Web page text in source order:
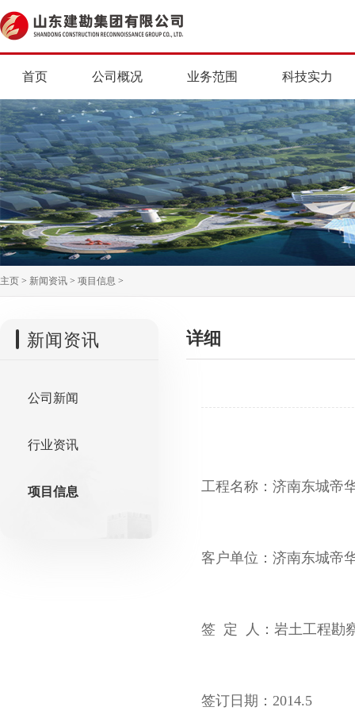
首页 公司概况 业务范围 科技实力
主页 > 新闻资讯 > 项目信息 >
新闻资讯
公司新闻
行业资讯
项目信息
详细
工程名称：济南东城帝
客户单位：济南东城帝
签 定 人：岩土工程勘
签订日期：2014.5